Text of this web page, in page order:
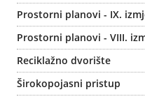
Prostorni planovi - IX.
Prostorni planovi - VIII.
Reciklažno dvorište
Širokopojasni pristup